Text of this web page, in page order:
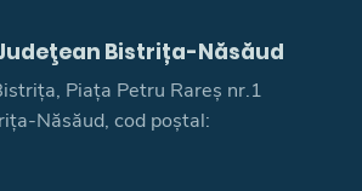
Bistrița-Năsăud
Piața Petru Rareș nr.1
Năsăud, cod poștal: